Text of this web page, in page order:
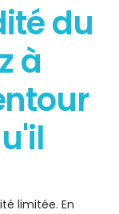
du
à
limitée. En